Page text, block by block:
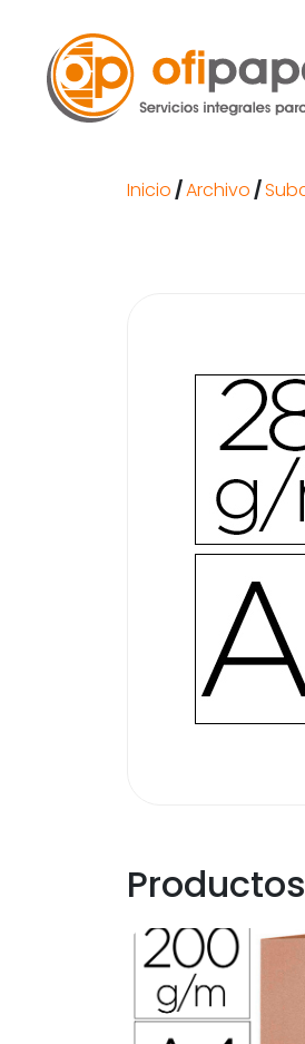
Inicio/Archivo/